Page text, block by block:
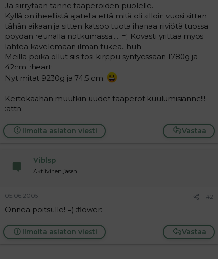
u
n
a
l
o
t
t
a
a
n
v
i
e
s
i
Ja siirrytään tänne taaperoiden puolelle.
Kyllä on iheellistä ajatella että mitä oli silloin vuosi sitten
tähän aikaan ja sitten katsoo tuota ihanaa riiviötä tuossa
pöydän reunalla notkumassa..... =) Kovasti yrittää myös
lähteä kävelemään ilman tukea.. huh
Meillä poika ollut siis tosi kirppu syntyessään 1780g ja
42cm. :heart:
Nyt mitat 9230g ja 74,5 cm.
Kertokaahan muutkin uudet taaperot kuulumisianne!!!
:attn:
Vastaa
Ilmoita asiaton viesti
Viblsp
Aktiivinen jäsen
05.06.2005 #2
Onnea poitsulle! =) :flower:
Vastaa
Ilmoita asiaton viesti